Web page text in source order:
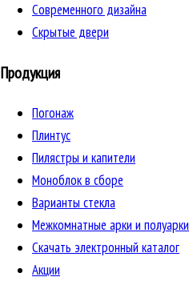
Cовременного дизайна
Скрытые двери
Продукция
Погонаж
Плинтус
Пилястры и капители
Моноблок в сборе
Варианты стекла
Межкомнатные арки и полуарки
Скачать электронный каталог
Акции